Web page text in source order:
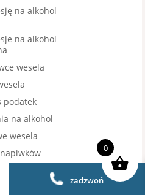
na alkohol
na alkohol
wesela
podatek
na alkohol
wesela
kawy
w gastronomii
zadzwoń
0